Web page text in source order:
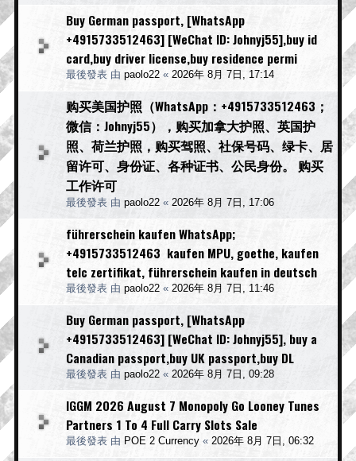
Buy German passport, [WhatsApp
+4915733512463] [WeChat ID: Johnyj55],buy id
card,buy driver license,buy residence permi
最後發表 由 paolo22 « 2026年 8月 7日, 17:14
购买美国护照（WhatsApp：+4915733512463；
微信：Johnyj55），购买加拿大护照、英国护
照、荷兰护照，购买驾照、社保号码、绿卡、居
留许可、身份证、各种证书、公民身份。 购买
工作许可
最後發表 由 paolo22 « 2026年 8月 7日, 17:06
führerschein kaufen WhatsApp;
+4915733512463 kaufen MPU, goethe, kaufen
telc zertifikat, führerschein kaufen in deutsch
最後發表 由 paolo22 « 2026年 8月 7日, 11:46
Buy German passport, [WhatsApp
+4915733512463] [WeChat ID: Johnyj55], buy a
Canadian passport,buy UK passport,buy DL
最後發表 由 paolo22 « 2026年 8月 7日, 09:28
IGGM 2026 August 7 Monopoly Go Looney Tunes
Partners 1 To 4 Full Carry Slots Sale
最後發表 由 POE 2 Currency « 2026年 8月 7日, 06:32